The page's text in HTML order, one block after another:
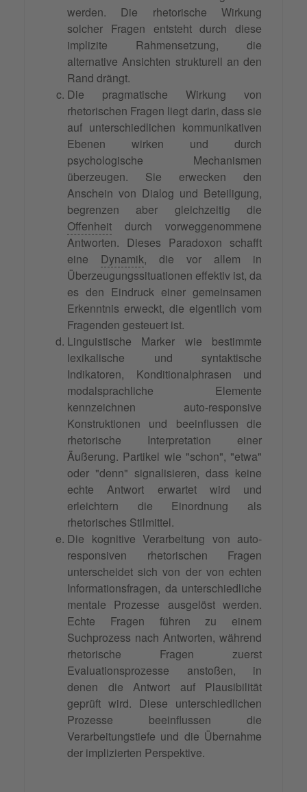
werden. Die rhetorische Wirkung
solcher Fragen entsteht durch diese
implizite Rahmensetzung, die
alternative Ansichten strukturell an den
Rand drängt.
Die pragmatische Wirkung von
rhetorischen Fragen liegt darin, dass sie
auf unterschiedlichen kommunikativen
Ebenen wirken und durch
psychologische Mechanismen
überzeugen. Sie erwecken den
Anschein von Dialog und Beteiligung,
begrenzen aber gleichzeitig die
Offenheit durch vorweggenommene
Antworten. Dieses Paradoxon schafft
eine Dynamik, die vor allem in
Überzeugungssituationen effektiv ist, da
es den Eindruck einer gemeinsamen
Erkenntnis erweckt, die eigentlich vom
Fragenden gesteuert ist.
Linguistische Marker wie bestimmte
lexikalische und syntaktische
Indikatoren, Konditionalphrasen und
modalsprachliche Elemente
kennzeichnen auto-responsive
Konstruktionen und beeinflussen die
rhetorische Interpretation einer
Äußerung. Partikel wie "schon", "etwa"
oder "denn" signalisieren, dass keine
echte Antwort erwartet wird und
erleichtern die Einordnung als
rhetorisches Stilmittel.
Die kognitive Verarbeitung von auto-
responsiven rhetorischen Fragen
unterscheidet sich von der von echten
Informationsfragen, da unterschiedliche
mentale Prozesse ausgelöst werden.
Echte Fragen führen zu einem
Suchprozess nach Antworten, während
rhetorische Fragen zuerst
Evaluationsprozesse anstoßen, in
denen die Antwort auf Plausibilität
geprüft wird. Diese unterschiedlichen
Prozesse beeinflussen die
Verarbeitungstiefe und die Übernahme
der implizierten Perspektive.